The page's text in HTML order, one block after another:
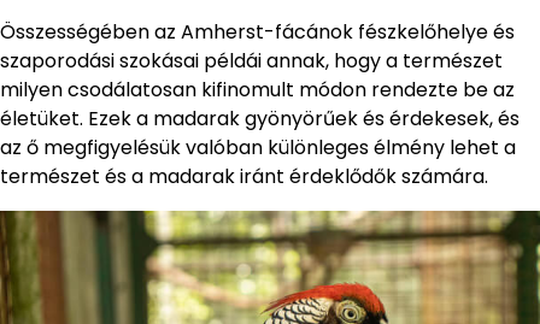
Összességében az Amherst-fácánok fészkelőhelye és
szaporodási szokásai példái annak, hogy a természet
milyen csodálatosan kifinomult módon rendezte be az
életüket. Ezek a madarak gyönyörűek és érdekesek, és
az ő megfigyelésük valóban különleges élmény lehet a
természet és a madarak iránt érdeklődők számára.